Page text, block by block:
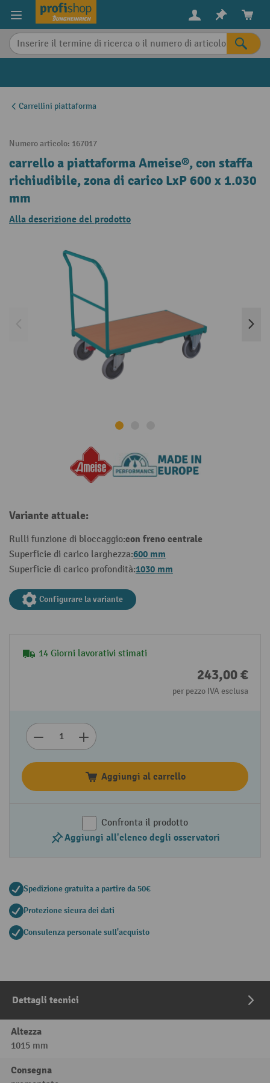
content
Carrellini piattaforma
Numero articolo: 167017
carrello a piattaforma Ameise®, con staffa
richiudibile, zona di carico LxP 600 x 1.030
mm
Alla descrizione del prodotto
Variante attuale:
Rulli funzione di bloccaggio:con freno centrale
Superficie di carico larghezza:600 mm
Superficie di carico profondità:1030 mm
Configurare la variante
14 Giorni lavorativi stimati
243,00 €
per pezzo IVA esclusa
Aggiungi al carrello
Confronta il prodotto
Aggiungi all'elenco degli osservatori
Spedizione gratuita a partire da 50€
Protezione sicura dei dati
Consulenza personale sull'acquisto
Dettagli tecnici
Altezza
1015 mm
Consegna